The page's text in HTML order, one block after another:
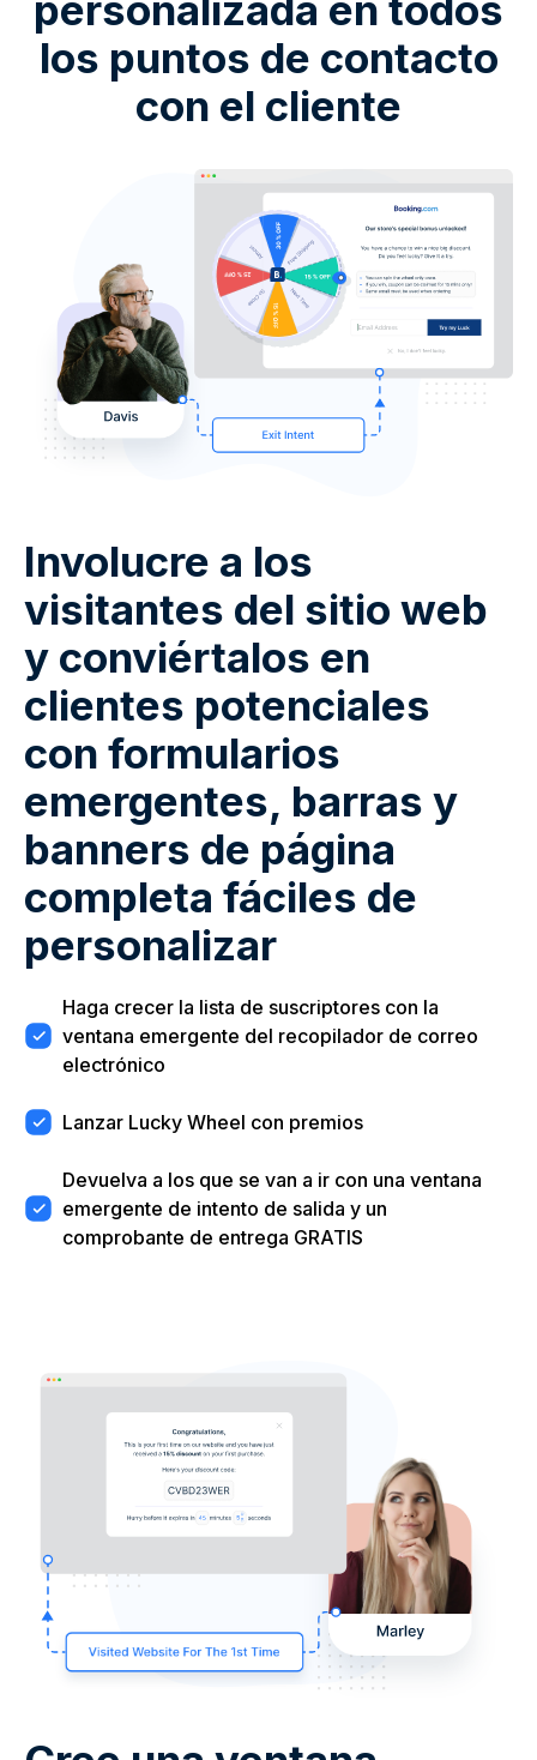
los puntos de contacto
con el cliente
Involucre a los
visitantes del sitio web
y conviértalos en
clientes potenciales
con formularios
emergentes, barras y
banners de página
completa fáciles de
personalizar
Haga crecer la lista de suscriptores con la
ventana emergente del recopilador de correo
electrónico
Lanzar Lucky Wheel con premios
Devuelva a los que se van a ir con una ventana
emergente de intento de salida y un
comprobante de entrega GRATIS